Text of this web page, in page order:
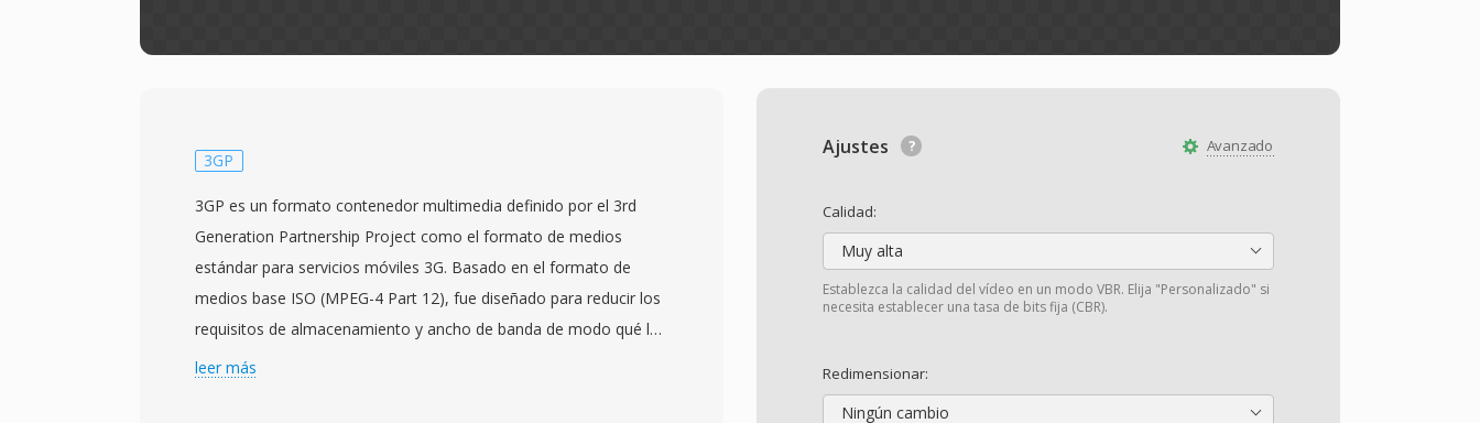
Avanzado
Ajustes
Calidad:
Muy alta
Establezca la calidad del vídeo en un modo VBR. Elija "Personalizado" si
necesita establecer una tasa de bits fija (CBR).
Redimensionar:
Ningún cambio
3GP
3GP es un formato contenedor multimedia definido por el 3rd
Generation Partnership Project como el formato de medios
estándar para servicios móviles 3G. Basado en el formato de
medios base ISO (MPEG-4 Part 12), fue diseñado para reducir los
requisitos de almacenamiento y ancho de banda de modo qué los
teléfonos móviles con capacidades limitadas pudieran capturar,
leer más